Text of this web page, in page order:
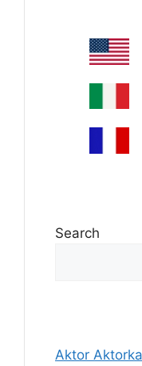
Search
Aktor